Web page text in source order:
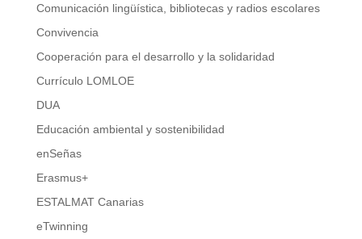
Comunicación lingüística, bibliotecas y radios escolares
Convivencia
Cooperación para el desarrollo y la solidaridad
Currículo LOMLOE
DUA
Educación ambiental y sostenibilidad
enSeñas
Erasmus+
ESTALMAT Canarias
eTwinning